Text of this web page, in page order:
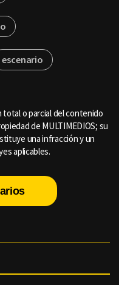
escenario
total o parcial del contenido
de MULTIMEDIOS; su
una infracción y un
aplicables.